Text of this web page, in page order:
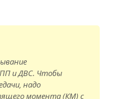
и ДВС. Чтобы
надо
момента (КМ) с